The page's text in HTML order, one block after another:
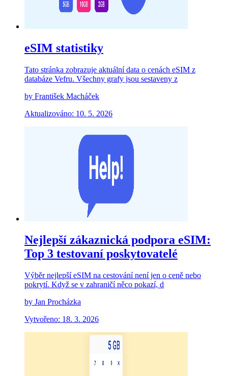
eSIM statistiky
Tato stránka zobrazuje aktuální data o cenách eSIM z
databáze Vefru. Všechny grafy jsou sestaveny z
by František Macháček
Aktualizováno: 10. 5. 2026
Nejlepší zákaznická podpora eSIM:
Top 3 testovaní poskytovatelé
Výběr nejlepší eSIM na cestování není jen o ceně nebo
pokrytí. Když se v zahraničí něco pokazí, d
by Jan Procházka
Vytvořeno: 18. 3. 2026